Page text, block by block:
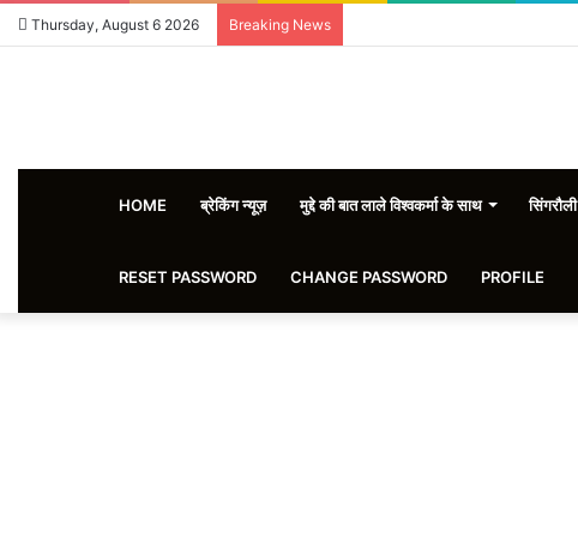
Thursday, August 6 2026 Breaking News
HOME ब्रेकिंग न्यूज़ मुद्दे की बात लाले विश्वकर्मा के साथ सिंगरौली
RESET PASSWORD CHANGE PASSWORD PROFILE